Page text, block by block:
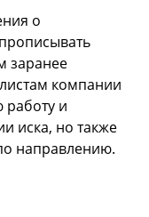
о
заранее
компании
и
иска, но также
направлению.